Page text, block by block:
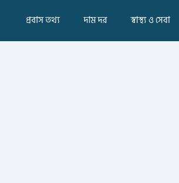
প্রবাস তথ্য দাম দর স্বাস্থ্য ও সেবা